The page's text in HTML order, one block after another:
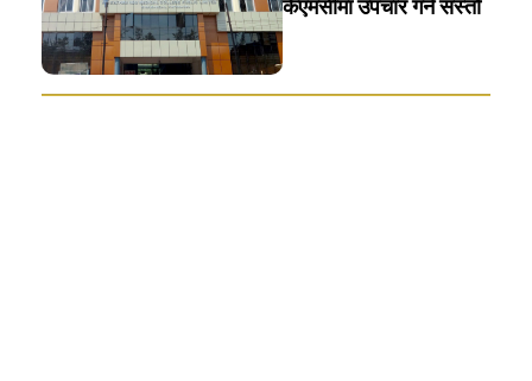
केएमसीमा उपचार गर्न सस्ताे